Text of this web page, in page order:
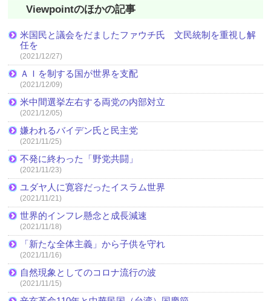
Viewpointのほかの記事
米国民と議会をだましたファウチ氏 文民統制を重視し解
任を
(2021/12/27)
ＡＩを制する国が世界を支配
(2021/12/09)
米中間選挙左右する両党の内部対立
(2021/12/05)
嫌われるバイデン氏と民主党
(2021/11/25)
不発に終わった「野党共闘」
(2021/11/23)
ユダヤ人に寛容だったイスラム世界
(2021/11/21)
世界的インフレ懸念と成長減速
(2021/11/18)
「新たな全体主義」から子供を守れ
(2021/11/16)
自然現象としてのコロナ流行の波
(2021/11/15)